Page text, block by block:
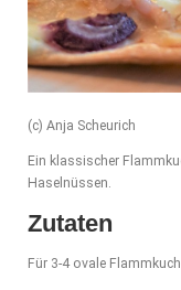
(c) Anja Scheurich
Ein klassischer
Haselnüssen.
Zutaten
Für 3-4 ovale